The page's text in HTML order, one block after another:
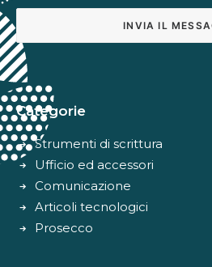
Categorie
Strumenti di scrittura
Ufficio ed accessori
Comunicazione
Articoli tecnologici
Prosecco